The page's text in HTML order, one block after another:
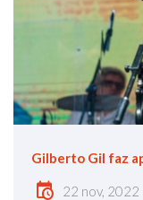
Gilberto Gil faz
22 nov, 2022